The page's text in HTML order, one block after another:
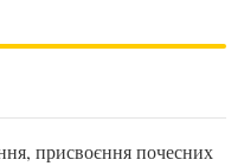
присвоєння почесних